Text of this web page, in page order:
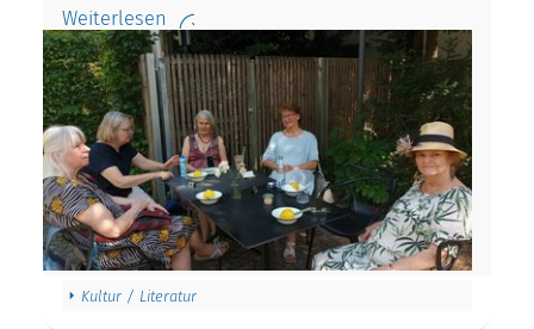
Weiterlesen
Kultur / Literatur